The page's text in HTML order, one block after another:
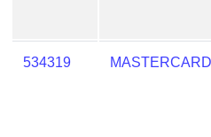
Checker
Service
534319 MASTERCARD